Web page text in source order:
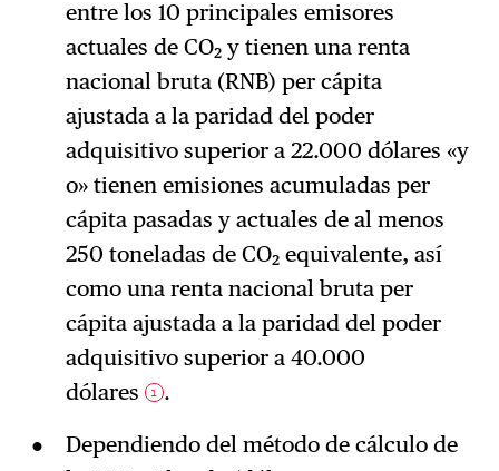
entre los 10 principales emisores
actuales de CO₂ y tienen una renta
nacional bruta (RNB) per cápita
ajustada a la paridad del poder
adquisitivo superior a 22.000 dólares «y
o» tienen emisiones acumuladas per
cápita pasadas y actuales de al menos
250 toneladas de CO₂ equivalente, así
como una renta nacional bruta per
cápita ajustada a la paridad del poder
adquisitivo superior a 40.000
dólares
1 .
Dependiendo del método de cálculo de